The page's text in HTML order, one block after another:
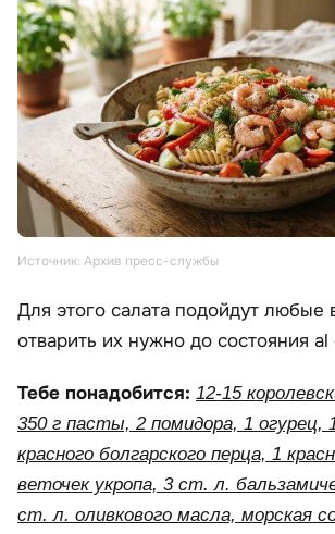
Источник: Архив пресс-службы
Для этого салата подойдут любые
отварить их нужно до состояния
Тебе понадобится: 12-15
350 г пасты, 2 помидора, 1 огурец,
красного болгарского перца, 1
веточек укропа, 3 ст. л.
ст. л. оливкового масла, морская